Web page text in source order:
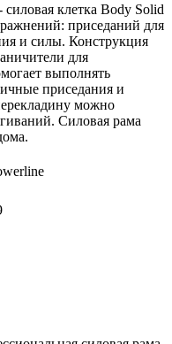
клетка Body Solid
приседаний для
и силы. Конструкция
для
выполнять
приседания и
можно
Силовая рама